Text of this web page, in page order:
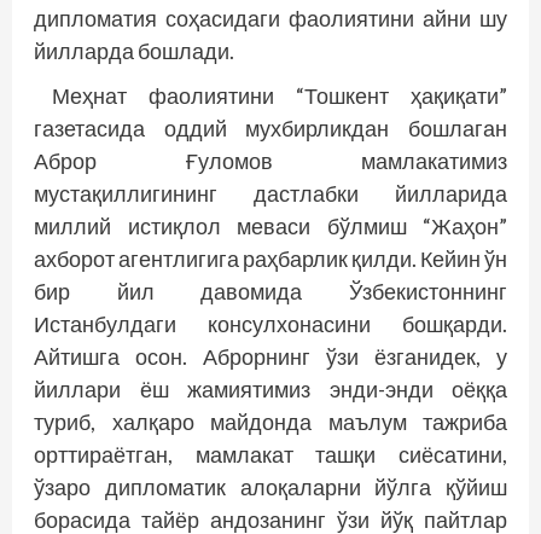
дипломатия соҳасидаги фаолиятини айни шу
йилларда бошлади.
Меҳнат фаолиятини “Тошкент ҳақиқати”
газетасида оддий мухбирликдан бошлаган
Аброр Ғуломов мамлакатимиз
мустақиллигининг дастлабки йилларида
миллий истиқлол меваси бўлмиш “Жаҳон”
ахборот агентлигига раҳбарлик қилди. Кейин ўн
бир йил давомида Ўзбекистоннинг
Истанбулдаги консулхонасини бошқарди.
Айтишга осон. Аброрнинг ўзи ёзганидек, у
йиллари ёш жамиятимиз энди-энди оёққа
туриб, халқаро майдонда маълум тажриба
орттираётган, мамлакат ташқи сиёсатини,
ўзаро дипломатик алоқаларни йўлга қўйиш
борасида тайёр андозанинг ўзи йўқ пайтлар